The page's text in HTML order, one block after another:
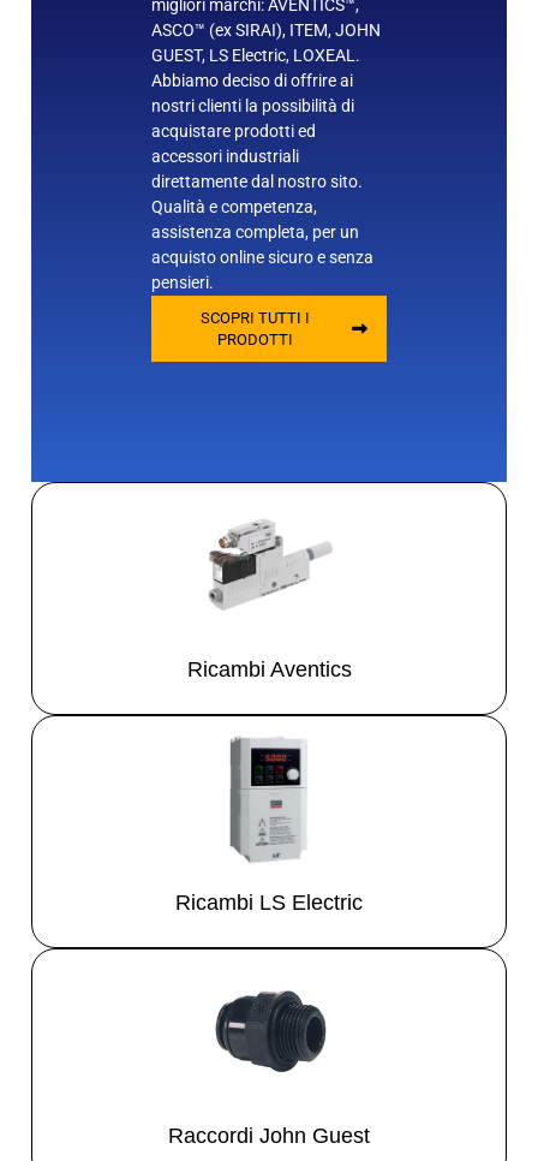
migliori marchi: AVENTICS™,
ASCO™ (ex SIRAI), ITEM, JOHN
GUEST, LS Electric, LOXEAL.
Abbiamo deciso di offrire ai
nostri clienti la possibilità di
acquistare prodotti ed
accessori industriali
direttamente dal nostro sito.
Qualità e competenza,
assistenza completa, per un
acquisto online sicuro e senza
pensieri.
SCOPRI TUTTI I
PRODOTTI
Ricambi Aventics
Ricambi LS Electric
Raccordi John Guest